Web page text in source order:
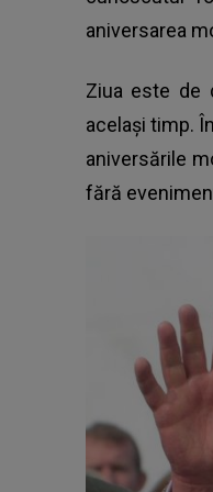
aniversarea
Ziua este de
același timp.
aniversările
fără